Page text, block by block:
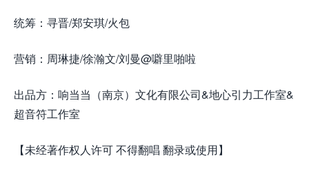
统筹：寻晋/郑安琪/火包
营销：周琳捷/徐瀚文/刘曼@噼里啪啦
出品方：响当当（南京）文化有限公司&地心引力工作室&
超音符工作室
【未经著作权人许可 不得翻唱 翻录或使用】